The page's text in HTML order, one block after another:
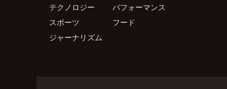
テクノロジー
パフォーマンス
スポーツ
フード
ジャーナリズム